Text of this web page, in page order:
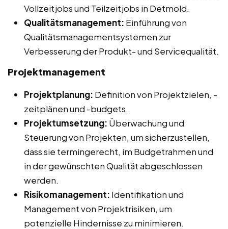
Vollzeitjobs und Teilzeitjobs in Detmold.
Qualitätsmanagement: Einführung von
Qualitätsmanagementsystemen zur
Verbesserung der Produkt- und Servicequalität.
Projektmanagement
Projektplanung: Definition von Projektzielen, -
zeitplänen und -budgets.
Projektumsetzung: Überwachung und
Steuerung von Projekten, um sicherzustellen,
dass sie termingerecht, im Budgetrahmen und
in der gewünschten Qualität abgeschlossen
werden.
Risikomanagement: Identifikation und
Management von Projektrisiken, um
potenzielle Hindernisse zu minimieren.